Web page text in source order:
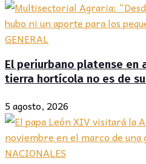
GENERAL
El periurbano platense en
tierra hortícola no es de
5 agosto, 2026
NACIONALES